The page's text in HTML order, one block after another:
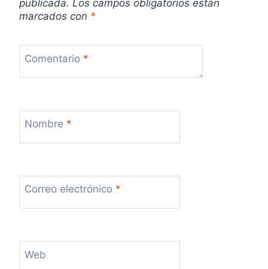
a
s
publicada. Los campos obligatorios están
marcados con *
Comentario *
Nombre *
Correo electrónico *
Web